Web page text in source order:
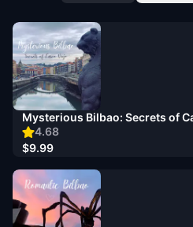
4.68
Mysterious Bilbao: Secrets of
$9.99